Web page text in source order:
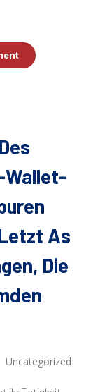
Wallet-
As
Die
Uncategorized